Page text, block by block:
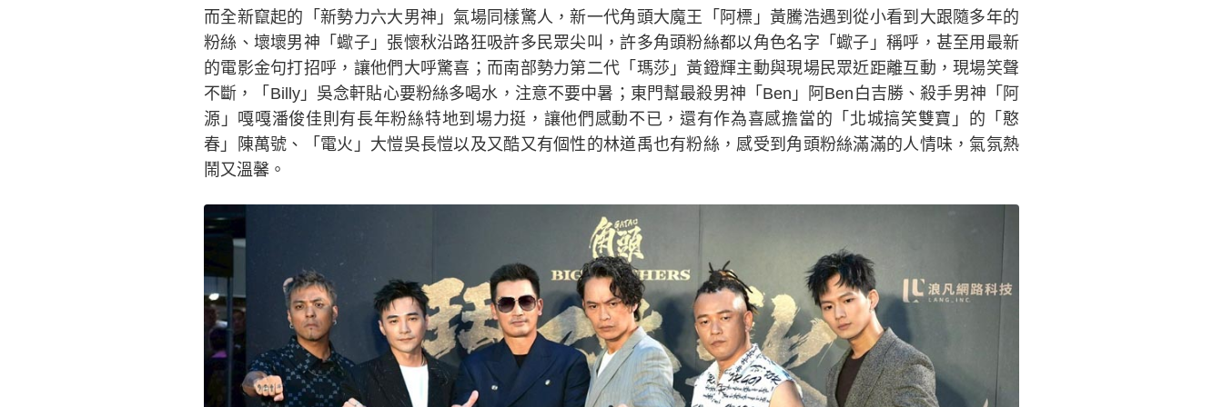
而全新竄起的「新勢力六大男神」氣場同樣驚人，新一代角頭大魔王「阿標」黃騰浩遇到從小看到大跟隨多年的
粉絲、壞壞男神「蠍子」張懷秋沿路狂吸許多民眾尖叫，許多角頭粉絲都以角色名字「蠍子」稱呼，甚至用最新
的電影金句打招呼，讓他們大呼驚喜；而南部勢力第二代「瑪莎」黃鐙輝主動與現場民眾近距離互動，現場笑聲
不斷，「Billy」吳念軒貼心要粉絲多喝水，注意不要中暑；東門幫最殺男神「Ben」阿Ben白吉勝、殺手男神「阿
源」嘎嘎潘俊佳則有長年粉絲特地到場力挺，讓他們感動不已，還有作為喜感擔當的「北城搞笑雙寶」的「憨
春」陳萬號、「電火」大愷吳長愷以及又酷又有個性的林道禹也有粉絲，感受到角頭粉絲滿滿的人情味，氣氛熱
鬧又溫馨。